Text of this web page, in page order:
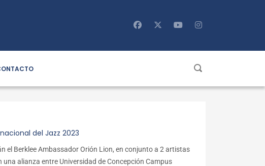
del Jazz 2023
el Berklee Ambassador Orión Lion, en conjunto a 2 artistas
alianza entre Universidad de Concepción Campus